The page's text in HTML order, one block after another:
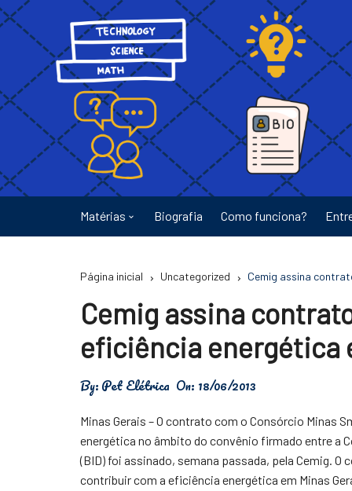
Ir
para
conteúdo
Matérias
Energia
Física
Meio Ambiente
Saúde
Tecnologia
Biografia Como funciona?
Página inicial Uncategorized Cemig assina
Cemig assina
eficiência energética
By:Pet Elétrica On: 18/06/2013
Minas Gerais – O contrato com o Consórcio Minas
energética no âmbito do convênio firmado entre a
(BID) foi assinado, semana passada, pela Cemig.
contribuir com a eficiência energética em Minas